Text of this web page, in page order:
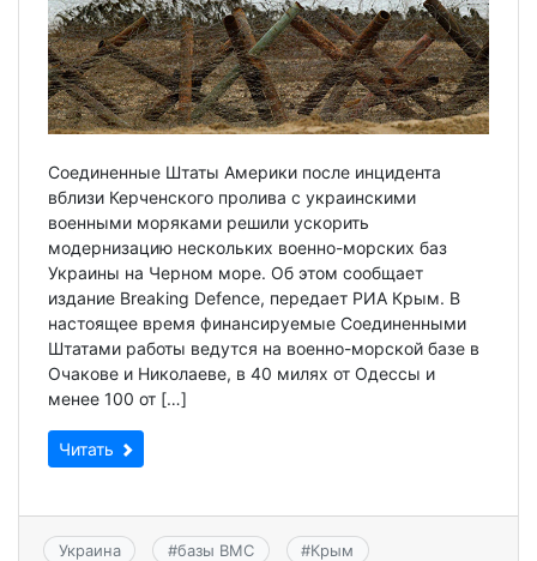
Соединенные Штаты Америки после инцидента
вблизи Керченского пролива с украинскими
военными моряками решили ускорить
модернизацию нескольких военно-морских баз
Украины на Черном море. Об этом сообщает
издание Breaking Defencе, передает РИА Крым. В
настоящее время финансируемые Соединенными
Штатами работы ведутся на военно-морской базе в
Очакове и Николаеве, в 40 милях от Одессы и
менее 100 от […]
Читать
Украина #базы ВМС #Крым